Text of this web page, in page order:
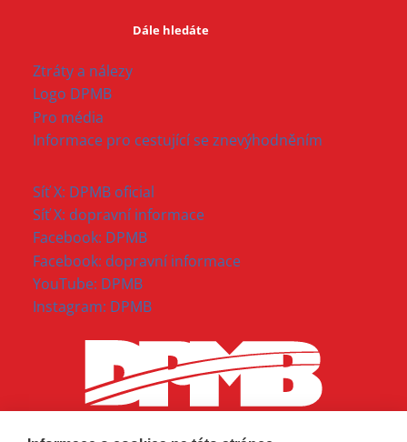
Dále hledáte
Ztráty a nálezy
Logo DPMB
Pro média
Informace pro cestující se znevýhodněním
Síť X: DPMB oficial
Síť X: dopravní informace
Facebook: DPMB
Facebook: dopravní informace
YouTube: DPMB
Instagram: DPMB